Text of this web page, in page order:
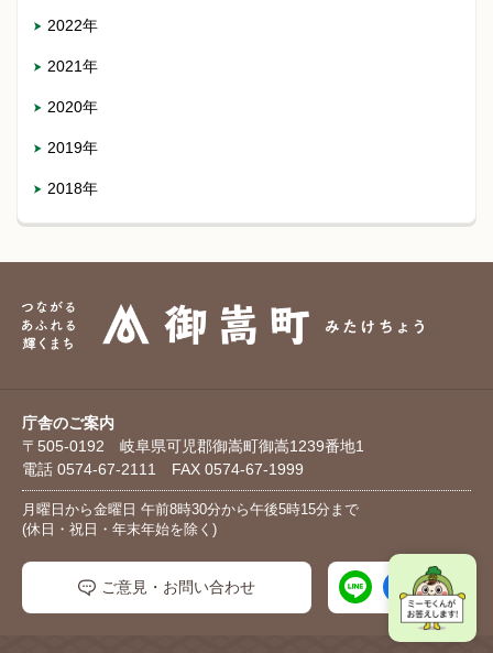
2022年
2021年
2020年
2019年
2018年
庁舎のご案内
〒505-0192 岐阜県可児郡御嵩町御嵩1239番地1
電話 0574-67-2111 FAX 0574-67-1999
月曜日から金曜日 午前8時30分から午後5時15分まで
(休日・祝日・年末年始を除く)
ご意見・お問い合わせ